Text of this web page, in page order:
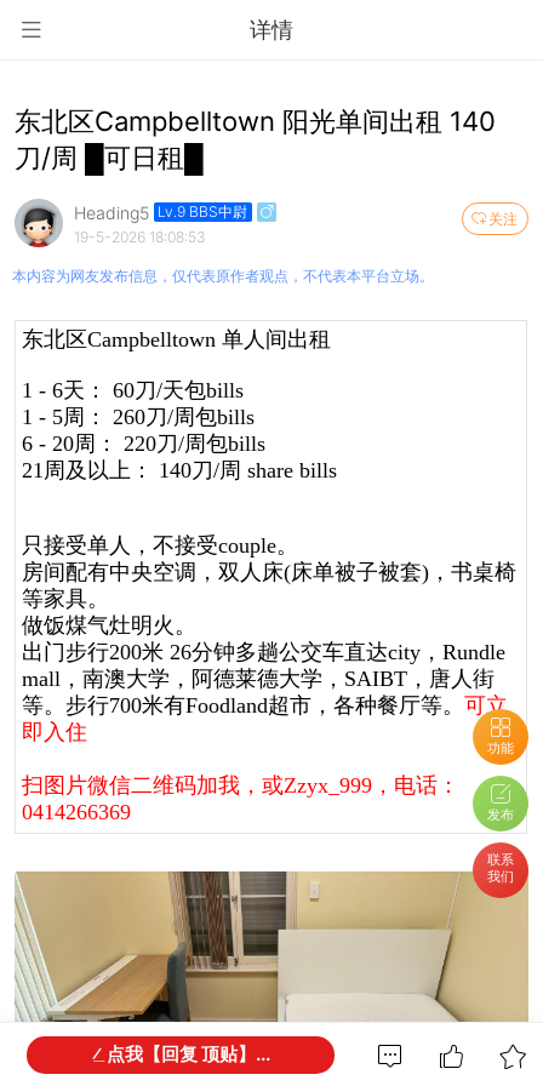
详情
功能
发布
联系
我们
东北区Campbelltown 阳光单间出租 140
刀/周 █可日租█
关注
Heading5 Lv.9 BBS中尉
19-5-2026 18:08:53
本内容为网友发布信息，仅代表原作者观点，不代表本平台立场。
东北区Campbelltown单人间出租
1 - 6天： 60刀/天包bills
1 - 5周： 260刀/周包bills
6 - 20周： 220刀/周包bills
21周及以上： 140刀/周 share bills
只接受单人，不接受couple。
房间配有中央空调，双人床(床单被子被套)，书桌椅
等家具。
做饭煤气灶明火。
出门步行200米 26分钟多趟公交车直达city，Rundle
mall，南澳大学，阿德莱德大学，SAIBT，唐人街
等。 步行700米有Foodland超市，各种餐厅等。可立
即入住
扫图片微信二维码加我，或Zzyx_999，电话：
0414266369
点我【回复 顶贴】...